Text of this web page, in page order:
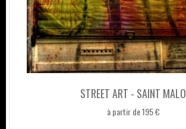
STREET ART - SAINT MALO
à partir de 195 €